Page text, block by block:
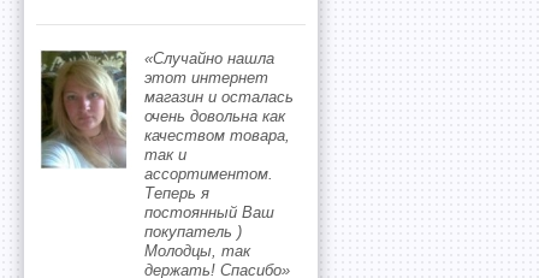
«Случайно нашла
этот интернет
магазин и осталась
очень довольна как
качеством товара,
так и
ассортиментом.
Теперь я
постоянный Ваш
покупатель )
Молодцы, так
держать! Спасибо»